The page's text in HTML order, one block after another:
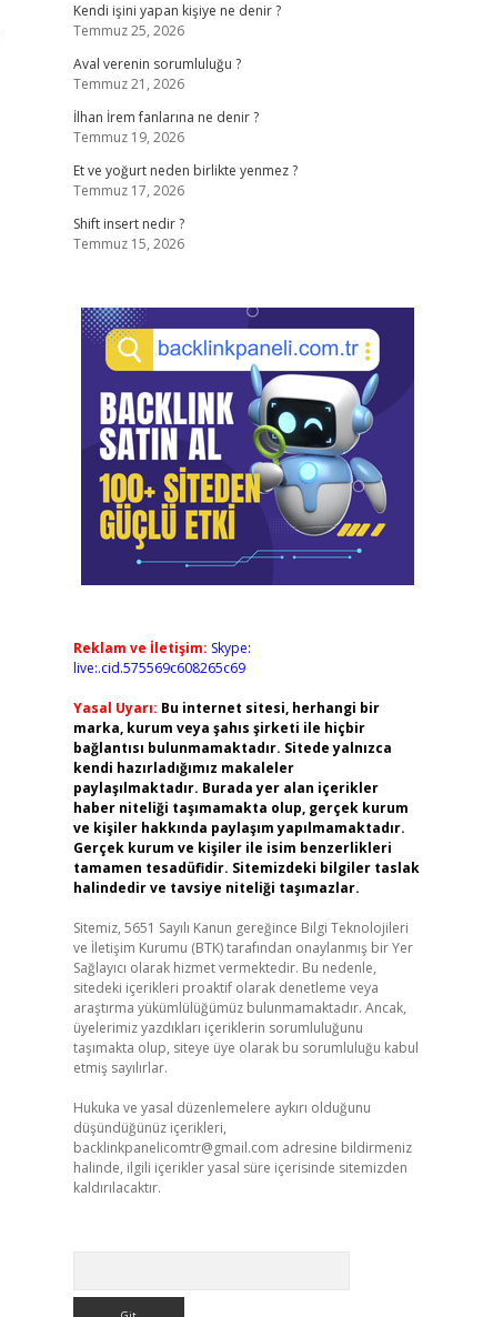
Kendi işini yapan kişiye ne denir ?
Temmuz 25, 2026
Aval verenin sorumluluğu ?
Temmuz 21, 2026
İlhan İrem fanlarına ne denir ?
Temmuz 19, 2026
Et ve yoğurt neden birlikte yenmez ?
Temmuz 17, 2026
Shift insert nedir ?
Temmuz 15, 2026
Reklam ve İletişim: Skype:
live:.cid.575569c608265c69
Yasal Uyarı: Bu internet sitesi, herhangi bir
marka, kurum veya şahıs şirketi ile hiçbir
bağlantısı bulunmamaktadır. Sitede yalnızca
kendi hazırladığımız makaleler
paylaşılmaktadır. Burada yer alan içerikler
haber niteliği taşımamakta olup, gerçek kurum
ve kişiler hakkında paylaşım yapılmamaktadır.
Gerçek kurum ve kişiler ile isim benzerlikleri
tamamen tesadüfidir. Sitemizdeki bilgiler taslak
halindedir ve tavsiye niteliği taşımazlar.
Sitemiz, 5651 Sayılı Kanun gereğince Bilgi Teknolojileri
ve İletişim Kurumu (BTK) tarafından onaylanmış bir Yer
Sağlayıcı olarak hizmet vermektedir. Bu nedenle,
sitedeki içerikleri proaktif olarak denetleme veya
araştırma yükümlülüğümüz bulunmamaktadır. Ancak,
üyelerimiz yazdıkları içeriklerin sorumluluğunu
taşımakta olup, siteye üye olarak bu sorumluluğu kabul
etmiş sayılırlar.
Hukuka ve yasal düzenlemelere aykırı olduğunu
düşündüğünüz içerikleri,
backlinkpanelicomtr@gmail.com adresine bildirmeniz
halinde, ilgili içerikler yasal süre içerisinde sitemizden
kaldırılacaktır.